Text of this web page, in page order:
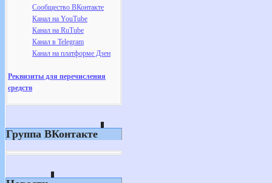
Сообщество ВКонтакте
Канал на YouTube
Канал на RuTube
Канал в Telegram
Канал на платформе Дзен
Реквизиты для перечисления
средств
Группа ВКонтакте